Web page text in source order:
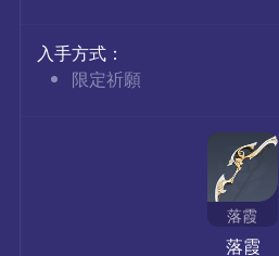
入手方式：
限定祈願
落霞
落霞